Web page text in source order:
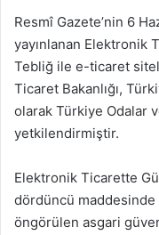
Resmî Gazete’nin 6
yayınlanan Elektronik
Tebliğ ile e-ticaret
Ticaret Bakanlığı,
olarak Türkiye Odalar
yetkilendirmiştir.
Elektronik Ticarette
dördüncü maddesinde
öngörülen asgari